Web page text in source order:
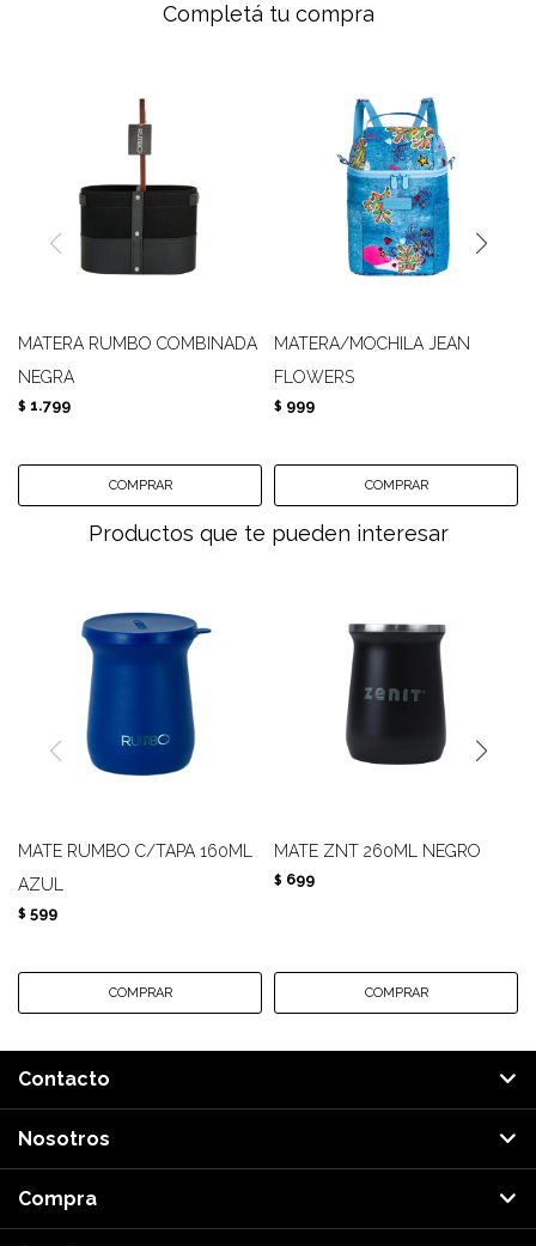
Completá tu compra
MATERA RUMBO COMBINADA
NEGRA
$ 1.799
MATERA/MOCHILA JEAN
FLOWERS
$ 999
Productos que te pueden interesar
MATE RUMBO C/TAPA 160ML
AZUL
$ 599
MATE ZNT 260ML NEGRO
$ 699
Contacto
Nosotros
Compra